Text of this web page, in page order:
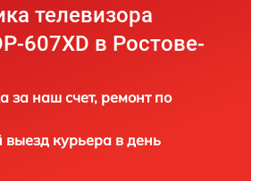
телевизора
607XD в Ростове-
за наш счет, ремонт по
выезд курьера в день